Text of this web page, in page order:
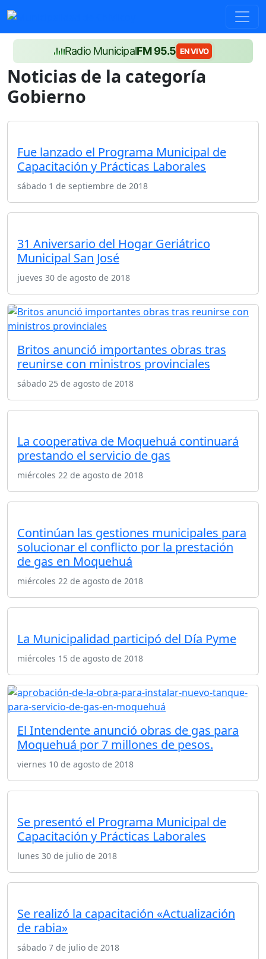
Radio MunicipalFM 95.5 EN VIVO
Noticias de la categoría
Gobierno
Fue lanzado el Programa Municipal de
Capacitación y Prácticas Laborales
sábado 1 de septiembre de 2018
31 Aniversario del Hogar Geriátrico
Municipal San José
jueves 30 de agosto de 2018
Britos anunció importantes obras tras
reunirse con ministros provinciales
sábado 25 de agosto de 2018
La cooperativa de Moquehuá continuará
prestando el servicio de gas
miércoles 22 de agosto de 2018
Continúan las gestiones municipales para
solucionar el conflicto por la prestación
de gas en Moquehuá
miércoles 22 de agosto de 2018
La Municipalidad participó del Día Pyme
miércoles 15 de agosto de 2018
El Intendente anunció obras de gas para
Moquehuá por 7 millones de pesos.
viernes 10 de agosto de 2018
Se presentó el Programa Municipal de
Capacitación y Prácticas Laborales
lunes 30 de julio de 2018
Se realizó la capacitación «Actualización
de rabia»
sábado 7 de julio de 2018